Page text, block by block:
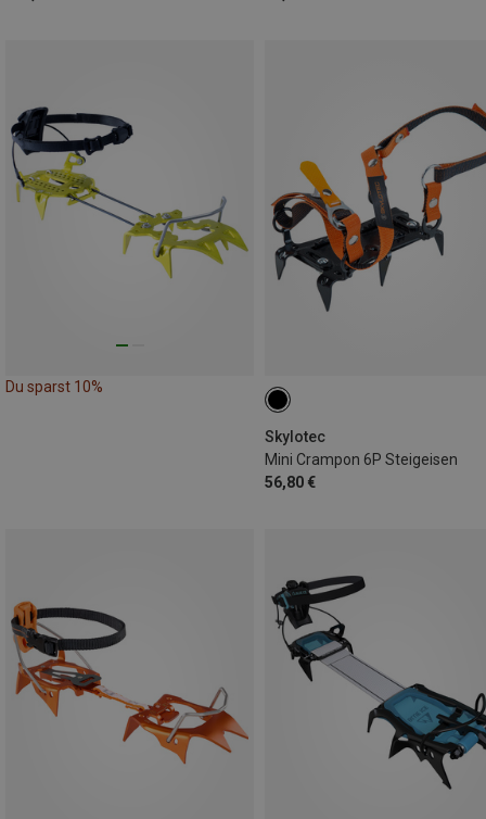
Du sparst 10%
Skylotec
Mini Crampon 6P Steigeisen
56,80 €